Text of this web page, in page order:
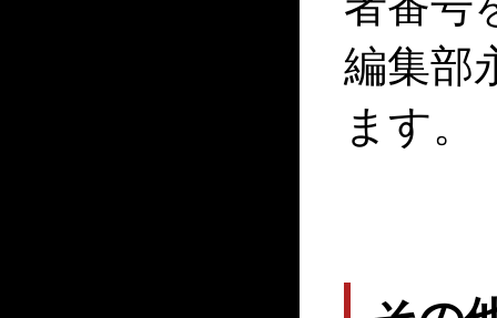
編集部
ます。